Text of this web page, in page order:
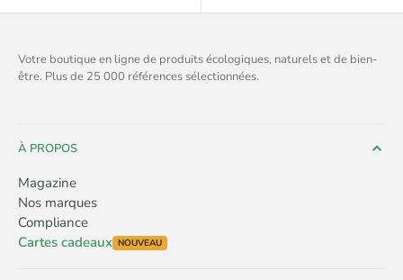
Votre boutique en ligne de produits écologiques, naturels et de bien-
être. Plus de 25 000 références sélectionnées.
À PROPOS
Magazine
Nos marques
Compliance
Cartes cadeaux NOUVEAU